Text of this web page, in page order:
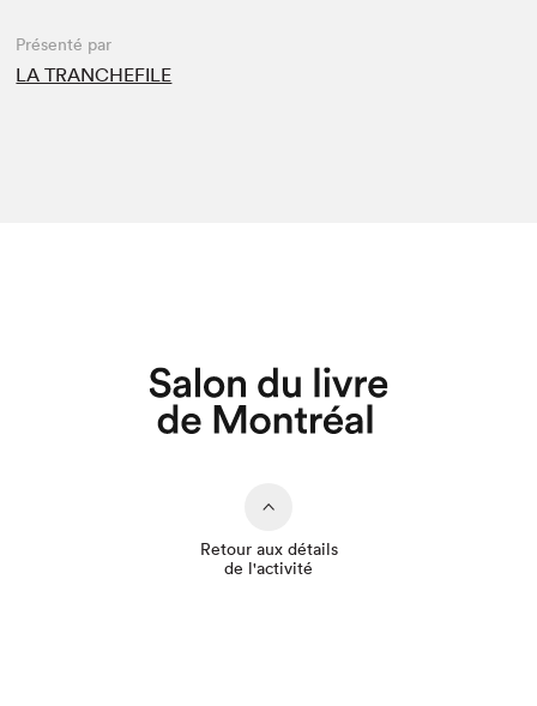
Présenté par
LA TRANCHEFILE
Retour aux détails
de l'activité